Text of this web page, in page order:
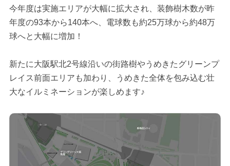
今年度は実施エリアが大幅に拡大され、装飾樹木数が昨
年度の93本から140本へ、電球数も約25万球から約48万
球へと大幅に増加！
新たに大阪駅北2号線沿いの街路樹やうめきたグリーンプ
レイス前面エリアも加わり、うめきた全体を包み込む壮
大なイルミネーションが楽しめます♪